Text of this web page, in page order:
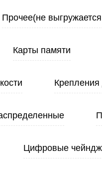
Прочее(не
Карты памяти
Цифровые